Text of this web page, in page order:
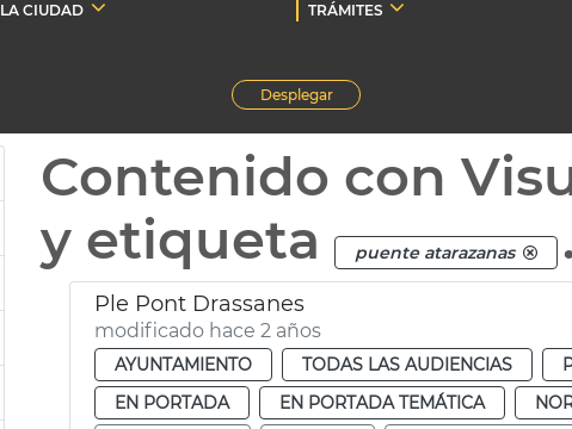
LA CIUDAD TRÁMITES
Desplegar
Contenido con
y etiqueta puente atarazanas .
Ple Pont Drassanes
modificado hace 2 años
AYUNTAMIENTO TODAS LAS AUDIENCIAS
EN PORTADA
EN PORTADA TEMÁTICA